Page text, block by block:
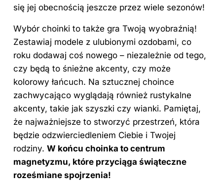
się jej obecnością jeszcze przez wiele sezonów!
Wybór choinki to także gra Twoją wyobraźnią!
Zestawiaj modele z ulubionymi ozdobami, co
roku dodawaj coś nowego – niezależnie od tego,
czy będą to śnieżne akcenty, czy może
kolorowy łańcuch. Na sztucznej choince
zachwycająco wyglądają również rustykalne
akcenty, takie jak szyszki czy wianki. Pamiętaj,
że najważniejsze to stworzyć przestrzeń, która
będzie odzwierciedleniem Ciebie i Twojej
rodziny. W końcu choinka to centrum
magnetyzmu, które przyciąga świąteczne
roześmiane spojrzenia!